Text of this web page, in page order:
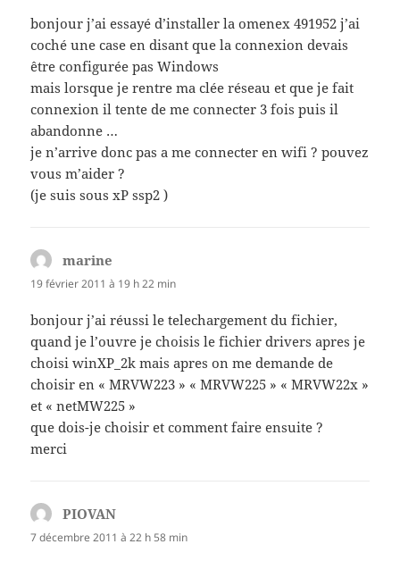
bonjour j’ai essayé d’installer la omenex 491952 j’ai
coché une case en disant que la connexion devais
être configurée pas Windows
mais lorsque je rentre ma clée réseau et que je fait
connexion il tente de me connecter 3 fois puis il
abandonne …
je n’arrive donc pas a me connecter en wifi ? pouvez
vous m’aider ?
(je suis sous xP ssp2 )
marine
19 février 2011 à 19 h 22 min
bonjour j’ai réussi le telechargement du fichier,
quand je l’ouvre je choisis le fichier drivers apres je
choisi winXP_2k mais apres on me demande de
choisir en « MRVW223 » « MRVW225 » « MRVW22x »
et « netMW225 »
que dois-je choisir et comment faire ensuite ?
merci
PIOVAN
7 décembre 2011 à 22 h 58 min